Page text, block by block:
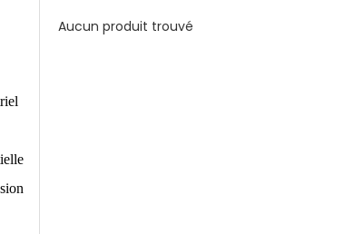
Aucun produit trouvé